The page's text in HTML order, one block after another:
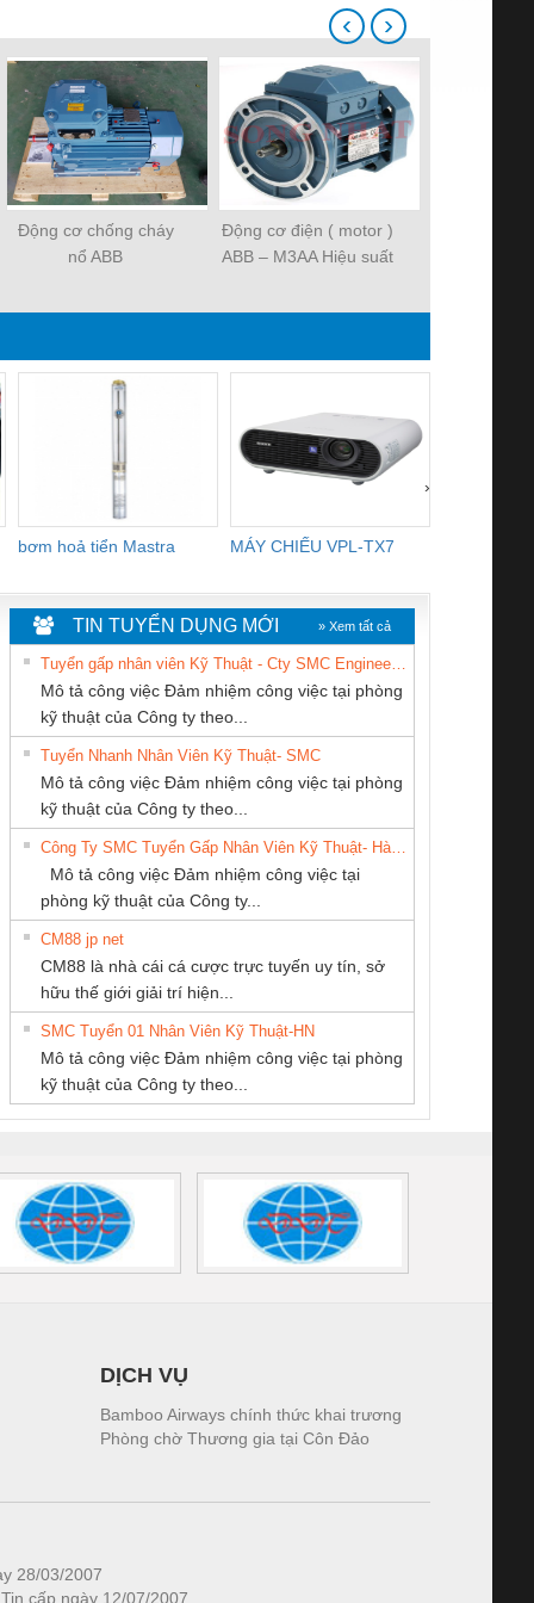
Động cơ chống cháy
nổ ABB
Động cơ điện ( motor )
ABB – M3AA Hiệu suất
‹ ›
bơm hoả tiển Mastra MÁY CHIẾU VPL-TX7
›
An Toàn
Contact
– PSR-
SCP-
FSP/2X1/1X2
sát chuỗi
tấm pin
16I+
(2502520000)
Bộ giám sát chuỗi
tấm pin
TRANSCLINIC 16I+
1K5 L (2433950000)
Bộ giám sát dòng
TRANSCLINIC 16I+
(2008130000)
Bộ chỉnh lưu nguồn
điện TRANSCLINIC
BKE 1K5.4
(7791400879)2. Giá
Nẹp nhôm chống
trơn Đà Nẵng
TY TNHH
BỊ CÔNG
NIHON
VIỆT
CÔNG TY TNHH
THƯƠNG MẠI
DỊCH VỤ KỸ
THUẬT ĐIỆN CƠ
GIA HƯNG PHÁT
Tan Dong Cang
TY CỔ
DÂY VÀ
ĐIỆN
ĐÌNH
MEKONG MARINE
SUPPLY
Ba Miền
TIN TUYỂN DỤNG MỚI » Xem tất cả
Mô tả công việc Đảm nhiệm công việc tại phòng
kỹ thuật của Công ty theo...
Tuyển Nhanh Nhân Viên Kỹ Thuật- SMC
Mô tả công việc Đảm nhiệm công việc tại phòng
kỹ thuật của Công ty theo...
Mô tả công việc Đảm nhiệm công việc tại
phòng kỹ thuật của Công ty...
CM88 jp net
CM88 là nhà cái cá cược trực tuyến uy tín, sở
hữu thế giới giải trí hiện...
SMC Tuyển 01 Nhân Viên Kỹ Thuật-HN
Mô tả công việc Đảm nhiệm công việc tại phòng
kỹ thuật của Công ty theo...
DỊCH VỤ
Bamboo Airways chính thức khai trương
Phòng chờ Thương gia tại Côn Đảo
28/03/2007
cấp ngày 12/07/2007